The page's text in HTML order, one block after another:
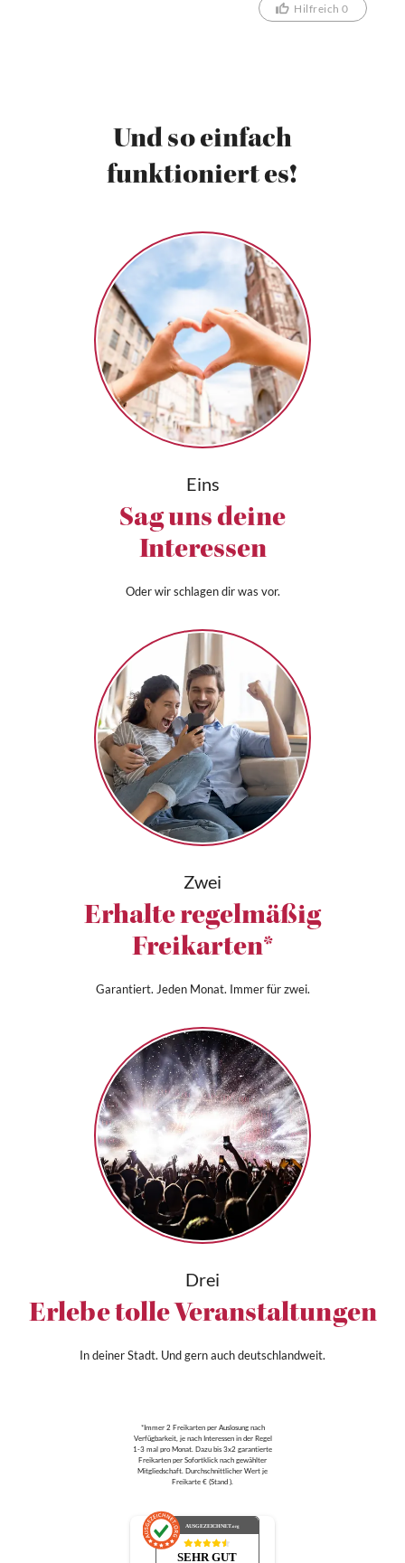
Hilfreich 0
Und so einfach
funktioniert es!
Eins
Sag uns deine
Interessen
Oder wir schlagen dir was vor.
Zwei
Erhalte regelmäßig
Freikarten*
Garantiert. Jeden Monat. Immer für zwei.
Drei
Erlebe tolle Veranstaltungen
In deiner Stadt. Und gern auch deutschlandweit.
*Immer 2 Freikarten per Auslosung nach
Verfügbarkeit, je nach Interessen in der Regel
1-3 mal pro Monat. Dazu bis 3x2 garantierte
Freikarten per Sofortklick nach gewählter
Mitgliedschaft. Durchschnittlicher Wert je
Freikarte € (Stand ).
AUSGEZEICHNET.org
SEHR GUT